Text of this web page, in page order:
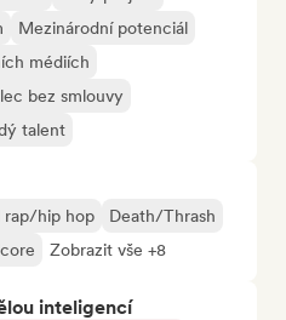
Mezinárodní potenciál
médiích
bez smlouvy
talent
rap/hip hop
Death/Thrash
Zobrazit vše +8
inteligencí